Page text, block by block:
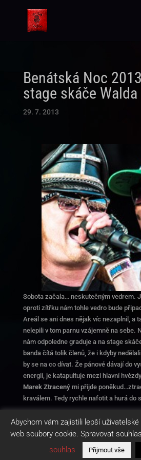
Benátská Noc
stage skáče Walda
29. 7. 2013
Sobota začala… neskutečným vedrem.
oproti zítřku nám tohle vedro bude
Areál se ani dnes nějak víc nezaplnil, a
nelepili v tom parnu vzájemně na sebe.
nám odpoledne graduje a na stage
banda čítá tolik členů, že i kdyby
by se na co dívat. Že pánové dávají do
energii, je katapultuje mezi hlavní
Marek Ztracenými přijde
kraválem. Tedy rychle nafotit a hurá do
Abychom vám zajistili lepší
web soubory cookie. Spravovat
souhlas
Přijmout vše